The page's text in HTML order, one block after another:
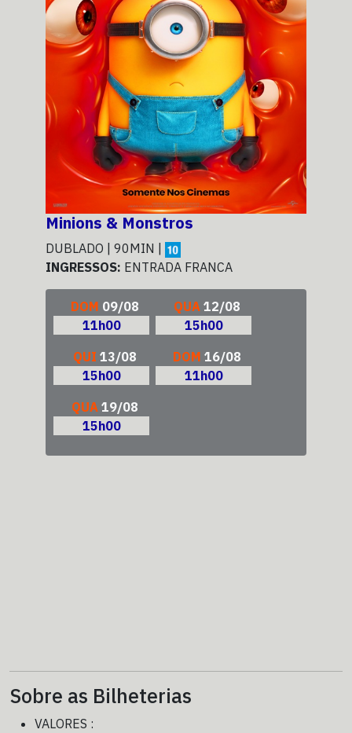
Minions & Monstros
DUBLADO | 90MIN |
INGRESSOS: ENTRADA FRANCA
DOM 09/08
11h00
QUA 12/08
15h00
QUI 13/08
15h00
DOM 16/08
11h00
QUA 19/08
15h00
Sobre as Bilheterias
VALORES :